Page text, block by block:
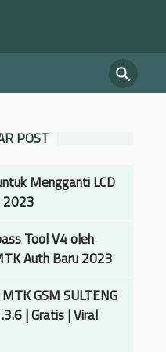
POST
Mengganti LCD
2023
Tool V4 oleh
Auth Baru 2023
GSM SULTENG
| Gratis | Viral